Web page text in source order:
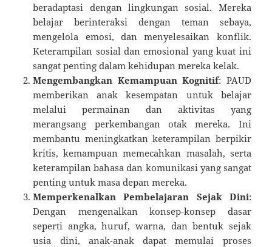
beradaptasi dengan lingkungan sosial. Mereka
belajar berinteraksi dengan teman sebaya,
mengelola emosi, dan menyelesaikan konflik.
Keterampilan sosial dan emosional yang kuat ini
sangat penting dalam kehidupan mereka kelak.
Mengembangkan Kemampuan Kognitif: PAUD
memberikan anak kesempatan untuk belajar
melalui permainan dan aktivitas yang
merangsang perkembangan otak mereka. Ini
membantu meningkatkan keterampilan berpikir
kritis, kemampuan memecahkan masalah, serta
keterampilan bahasa dan komunikasi yang sangat
penting untuk masa depan mereka.
Memperkenalkan Pembelajaran Sejak Dini:
Dengan mengenalkan konsep-konsep dasar
seperti angka, huruf, warna, dan bentuk sejak
usia dini, anak-anak dapat memulai proses